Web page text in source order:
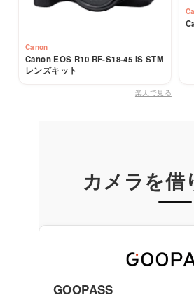
Canon
Canon EOS R10 RF-S18-45 IS STM
レンズキット
楽天で見る
カメラを借
GOOPASS